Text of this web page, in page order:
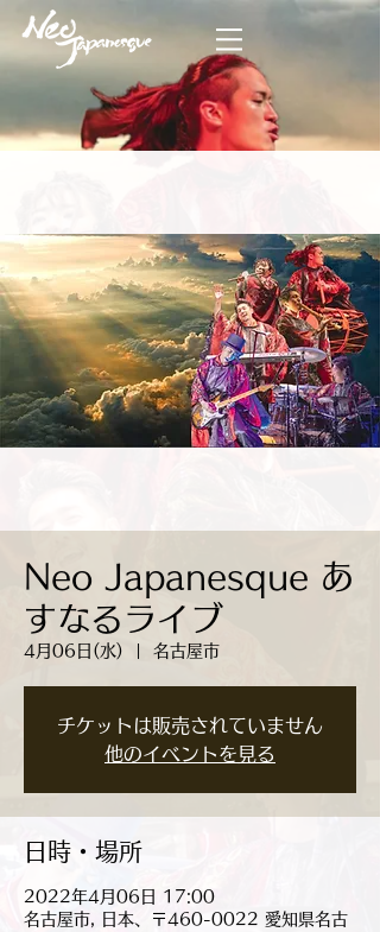
Neo Japanesque あ
すなるライブ
4月06日(水) 名古屋市
チケットは販売されていません
他のイベントを見る
日時・場所
2022年4月06日 17:00
名古屋市, 日本、〒460-0022 愛知県名古